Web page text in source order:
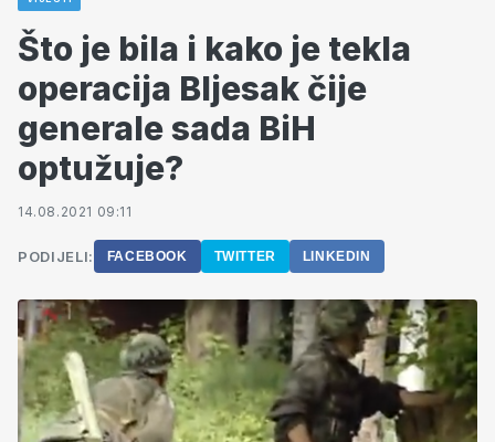
Što je bila i kako je tekla
operacija Bljesak čije
generale sada BiH
optužuje?
14.08.2021 09:11
PODIJELI: FACEBOOK TWITTER LINKEDIN